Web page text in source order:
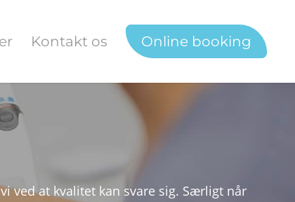
Kontakt os Online booking
ved at kvalitet kan svare sig. Særligt når